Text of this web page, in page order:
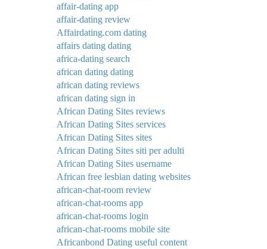
affair-dating app
affair-dating review
Affairdating.com dating
affairs dating dating
africa-dating search
african dating dating
african dating reviews
african dating sign in
African Dating Sites reviews
African Dating Sites services
African Dating Sites sites
African Dating Sites siti per adulti
African Dating Sites username
African free lesbian dating websites
african-chat-room review
african-chat-rooms app
african-chat-rooms login
african-chat-rooms mobile site
Africanbond Dating useful content